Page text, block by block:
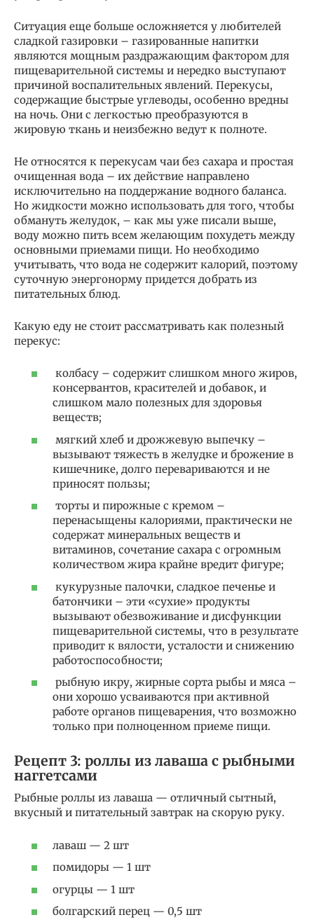
Ситуация еще больше осложняется у любителей
сладкой газировки – газированные напитки
являются мощным раздражающим фактором для
пищеварительной системы и нередко выступают
причиной воспалительных явлений. Перекусы,
содержащие быстрые углеводы, особенно вредны
на ночь. Они с легкостью преобразуются в
жировую ткань и неизбежно ведут к полноте.
Не относятся к перекусам чаи без сахара и простая
очищенная вода – их действие направлено
исключительно на поддержание водного баланса.
Но жидкости можно использовать для того, чтобы
обмануть желудок, – как мы уже писали выше,
воду можно пить всем желающим похудеть между
основными приемами пищи. Но необходимо
учитывать, что вода не содержит калорий, поэтому
суточную энергонорму придется добрать из
питательных блюд.
Какую еду не стоит рассматривать как полезный
перекус:
колбасу – содержит слишком много жиров,
консервантов, красителей и добавок, и
слишком мало полезных для здоровья
веществ;
мягкий хлеб и дрожжевую выпечку –
вызывают тяжесть в желудке и брожение в
кишечнике, долго перевариваются и не
приносят пользы;
торты и пирожные с кремом –
перенасыщены калориями, практически не
содержат минеральных веществ и
витаминов, сочетание сахара с огромным
количеством жира крайне вредит фигуре;
кукурузные палочки, сладкое печенье и
батончики – эти «сухие» продукты
вызывают обезвоживание и дисфункции
пищеварительной системы, что в результате
приводит к вялости, усталости и снижению
работоспособности;
рыбную икру, жирные сорта рыбы и мяса –
они хорошо усваиваются при активной
работе органов пищеварения, что возможно
только при полноценном приеме пищи.
Рецепт 3: роллы из лаваша с рыбными
наггетсами
Рыбные роллы из лаваша — отличный сытный,
вкусный и питательный завтрак на скорую руку.
лаваш — 2 шт
помидоры — 1 шт
огурцы — 1 шт
болгарский перец — 0,5 шт